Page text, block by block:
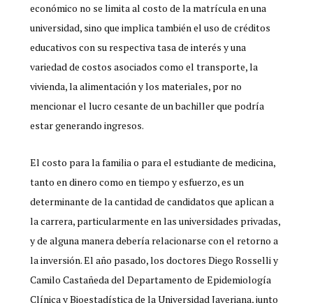
económico no se limita al costo de la matrícula en una
universidad, sino que implica también el uso de créditos
educativos con su respectiva tasa de interés y una
variedad de costos asociados como el transporte, la
vivienda, la alimentación y los materiales, por no
mencionar el lucro cesante de un bachiller que podría
estar generando ingresos.
El costo para la familia o para el estudiante de medicina,
tanto en dinero como en tiempo y esfuerzo, es un
determinante de la cantidad de candidatos que aplican a
la carrera, particularmente en las universidades privadas,
y de alguna manera debería relacionarse con el retorno a
la inversión. El año pasado, los doctores Diego Rosselli y
Camilo Castañeda del Departamento de Epidemiología
Clínica y Bioestadística de la Universidad Javeriana, junto